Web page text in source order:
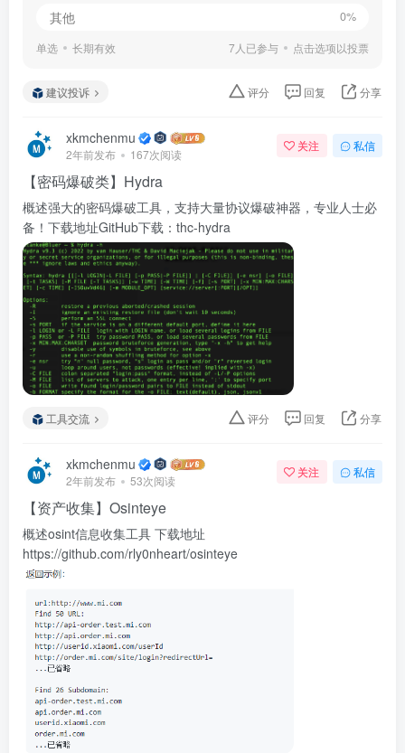
0%
其他
单选 长期有效 7人已参与 点击选项以投票
建议投诉 评分 回复 分享
xkmchenmu
2年前发布 167次阅读
关注 私信
【密码爆破类】Hydra
概述强大的密码爆破工具，支持大量协议爆破神器，专业人士必
备！下载地址GitHub下载：thc-hydra
工具交流 评分 回复 分享
xkmchenmu
2年前发布 53次阅读
关注 私信
【资产收集】Osinteye
概述osint信息收集工具 下载地址
https://github.com/rly0nheart/osinteye